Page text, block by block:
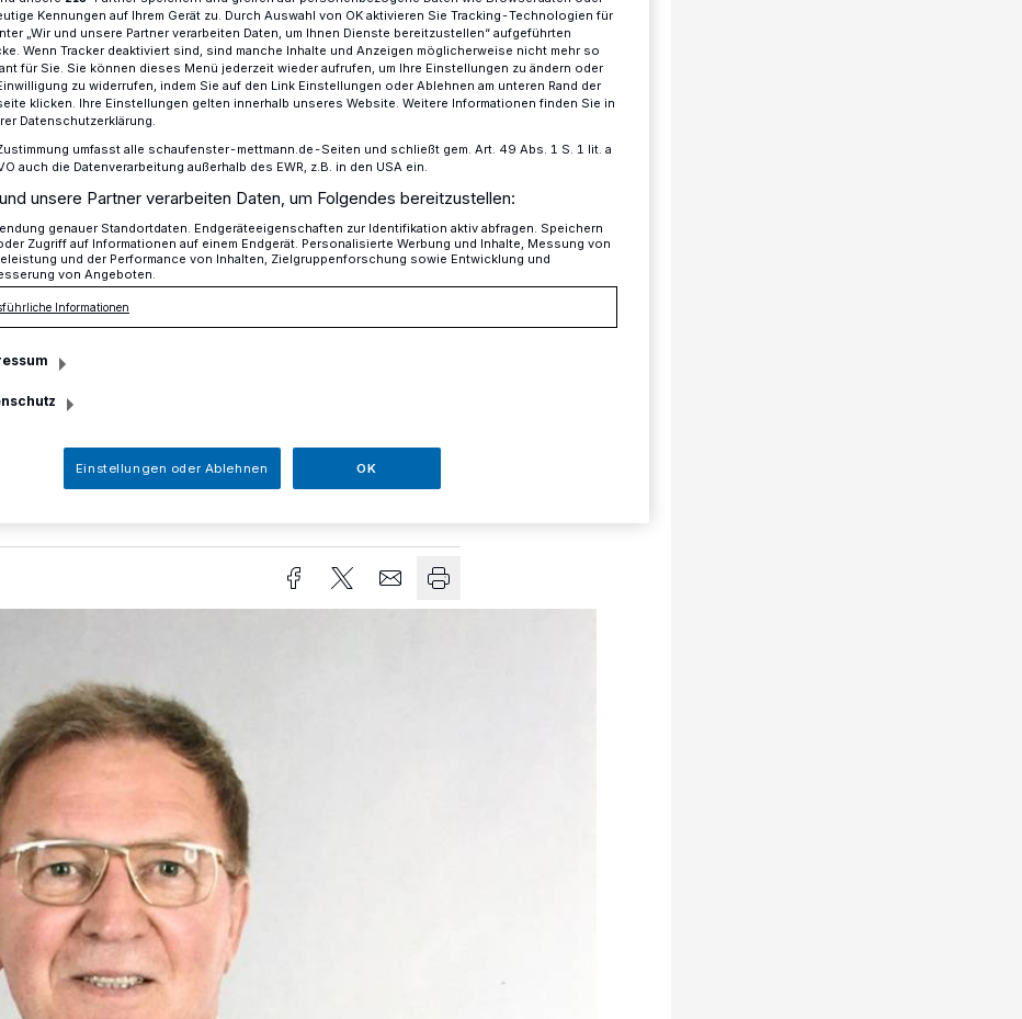
wird 80 Jahre
Siegfried Griep!
wird 80
ehemaliger Vollbluthandballer (MTV,
in diesen Tagen 80 Jahre alt.
Kennungen auf Ihrem Gerät zu. Durch Auswahl von OK aktivieren Sie Tracking-Technologien für
„Wir und unsere Partner verarbeiten Daten, um Ihnen Dienste bereitzustellen“ aufgeführten
Wenn Tracker deaktiviert sind, sind manche Inhalte und Anzeigen möglicherweise nicht mehr so
für Sie. Sie können dieses Menü jederzeit wieder aufrufen, um Ihre Einstellungen zu ändern oder
zu widerrufen, indem Sie auf den Link Einstellungen oder Ablehnen am unteren Rand der
klicken. Ihre Einstellungen gelten innerhalb unseres Website. Weitere Informationen finden Sie in
Datenschutzerklärung.
umfasst alle schaufenster-mettmann.de-Seiten und schließt gem. Art. 49 Abs. 1 S. 1 lit. a
auch die Datenverarbeitung außerhalb des EWR, z.B. in den USA ein.
unsere Partner verarbeiten Daten, um Folgendes bereitzustellen:
genauer Standortdaten. Endgeräteeigenschaften zur Identifikation aktiv abfragen. Speichern
Zugriff auf Informationen auf einem Endgerät. Personalisierte Werbung und Inhalte, Messung von
und der Performance von Inhalten, Zielgruppenforschung sowie Entwicklung und
von Angeboten.
Informationen
Einstellungen oder Ablehnen OK